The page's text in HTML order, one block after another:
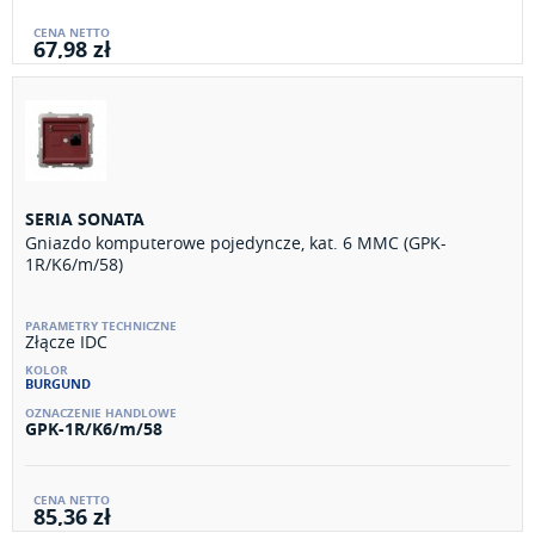
67,98 zł
SERIA SONATA
Gniazdo komputerowe pojedyncze, kat. 6 MMC (GPK-
1R/K6/m/58)
Złącze IDC
BURGUND
GPK-1R/K6/m/58
85,36 zł